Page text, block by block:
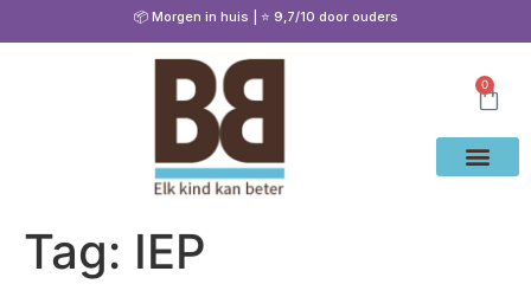
📦 Morgen in huis | ⭐ 9,7/10 door ouders
0
Tag: IEP